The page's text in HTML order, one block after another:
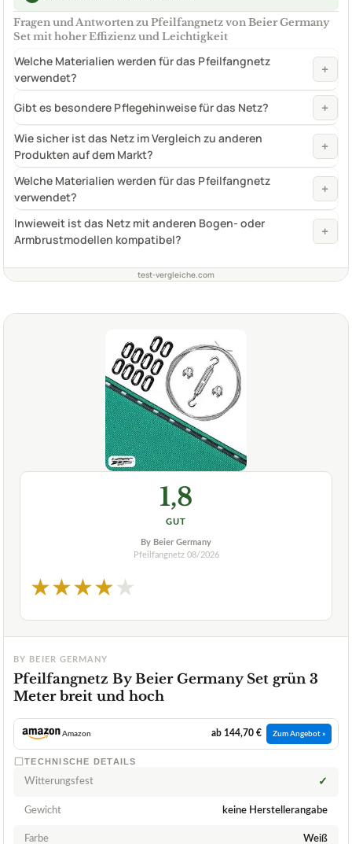
Fragen und Antworten zu Pfeilfangnetz von Beier Germany
Set mit hoher Effizienz und Leichtigkeit
Welche Materialien werden für das Pfeilfangnetz
verwendet?
+
Gibt es besondere Pflegehinweise für das Netz? +
Wie sicher ist das Netz im Vergleich zu anderen
Produkten auf dem Markt?
+
Welche Materialien werden für das Pfeilfangnetz
verwendet?
+
Inwieweit ist das Netz mit anderen Bogen- oder
Armbrustmodellen kompatibel?
+
test-vergleiche.com
1,8
GUT
By Beier Germany
Pfeilfangnetz 08/2026
★★★★★
BY BEIER GERMANY
Pfeilfangnetz By Beier Germany Set grün 3
Meter breit und hoch
Amazon ab 144,70 € Zum Angebot »
TECHNISCHE DETAILS
Witterungsfest ✓
Gewicht keine Herstellerangabe
Farbe Weiß